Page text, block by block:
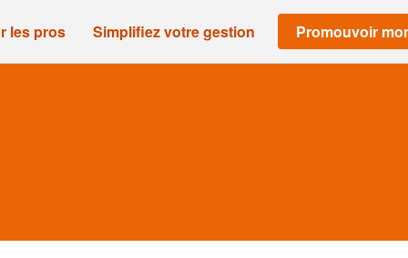
les pros Simplifiez votre gestion Promouvoir